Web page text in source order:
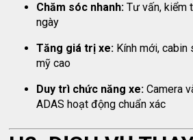
Chăm sóc nhanh: Tư vấn, kiểm
ngày
Tăng giá trị xe: Kính mới, cabin
mỹ cao
Duy trì chức năng xe: Camera
ADAS hoạt động chuẩn xác